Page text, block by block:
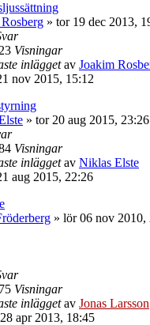
» tor 19 dec 2013,
Visningar
inläggetav Joakim
nov 2015, 15:12
» tor 20 aug 2015, 23:26
Visningar
inläggetav Niklas Elste
aug 2015, 22:26
» lör 06 nov 2010,
Visningar
inläggetav Jonas Larsson
apr 2013, 18:45